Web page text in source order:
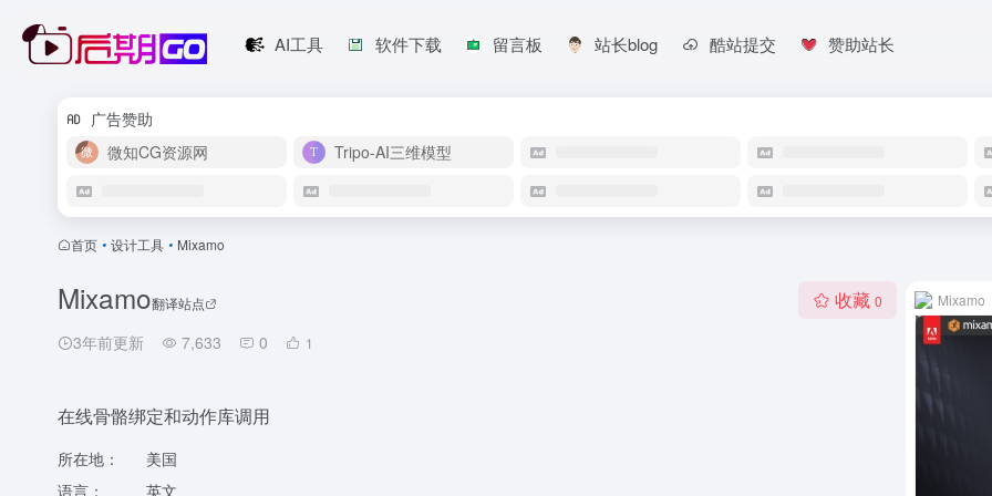
AI工具 软件下载 留言板 站长blog 酷站提交 赞助站长
广告赞助
微知CG资源网
Tripo-AI三维模型
首页 • 设计工具 • Mixamo
Mixamo翻译站点
3年前更新 7,633 0 1
收藏 0
在线骨骼绑定和动作库调用
所在地：
美国
语言：
英文
Mixamo